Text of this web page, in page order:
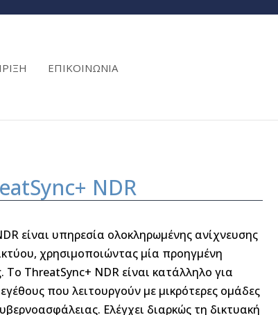
ΕΠΙΚΟΙΝΩΝΙΑ
NDR
είναι υπηρεσία ολοκληρωμένης ανίχνευσης
χρησιμοποιώντας μία προηγμένη
ThreatSync+ NDR είναι κατάλληλο για
που λειτουργούν με μικρότερες ομάδες
Ελέγχει διαρκώς τη δικτυακή